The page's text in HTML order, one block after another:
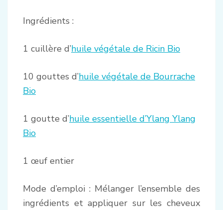
Ingrédients :
1 cuillère d’huile végétale de Ricin Bio
10 gouttes d’huile végétale de Bourrache
Bio
1 goutte d’huile essentielle d’Ylang Ylang
Bio
1 œuf entier
Mode d’emploi : Mélanger l’ensemble des
ingrédients et appliquer sur les cheveux